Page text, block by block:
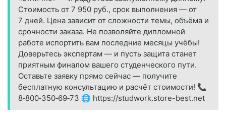
Стоимость от 7 950 руб., срок выполнения — от
7 дней. Цена зависит от сложности темы, объёма и
срочности заказа. Не позволяйте дипломной
работе испортить вам последние месяцы учёбы!
Доверьтесь экспертам — и пусть защита станет
приятным финалом вашего студенческого пути.
Оставьте заявку прямо сейчас — получите
бесплатную консультацию и расчёт стоимости! 📞
8‑800‑350‑69‑73 🌐 https://studwork.store-best.net